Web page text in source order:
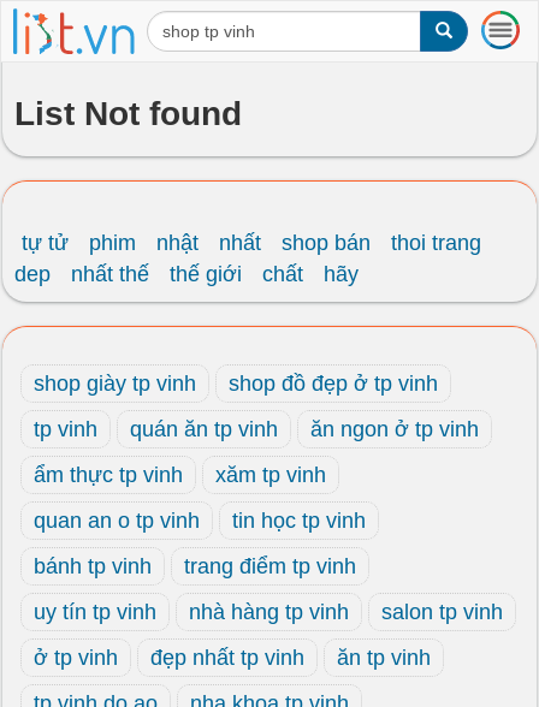
T
o
t
List Not found
tự tử phim nhật nhất shop bán
thoi trang
dep
nhất thế thế giới chất hãy
shop giày tp vinh
shop đồ đẹp ở tp vinh
tp vinh
quán ăn tp vinh
ăn ngon ở tp vinh
ẩm thực tp vinh
xăm tp vinh
quan an o tp vinh
tin học tp vinh
bánh tp vinh
trang điểm tp vinh
uy tín tp vinh
nhà hàng tp vinh
salon tp vinh
ở tp vinh
đẹp nhất tp vinh
ăn tp vinh